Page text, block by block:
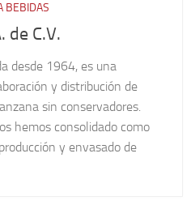
BEBIDAS
de C.V.
desde 1964, es una
y distribución de
sin conservadores.
hemos consolidado como
y envasado de